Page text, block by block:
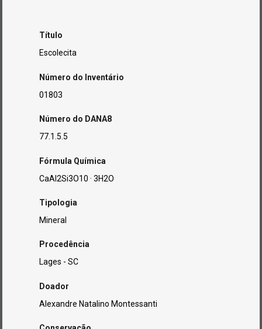
Título
Escolecita
Número do Inventário
01803
Número do DANA8
77.1.5.5
Fórmula Química
CaAl2Si3O10 · 3H2O
Tipologia
Mineral
Procedência
Lages - SC
Doador
Alexandre Natalino Montessanti